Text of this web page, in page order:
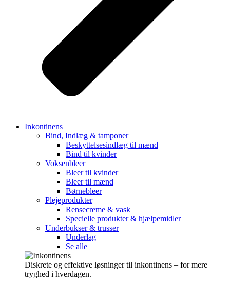
Inkontinens
Bind, Indlæg & tamponer
Beskyttelsesindlæg til mænd
Bind til kvinder
Voksenbleer
Bleer til kvinder
Bleer til mænd
Børnebleer
Plejeprodukter
Rensecreme & vask
Specielle produkter & hjælpemidler
Underbukser & trusser
Underlag
Se alle
Diskrete og effektive løsninger til inkontinens – for mere
tryghed i hverdagen.